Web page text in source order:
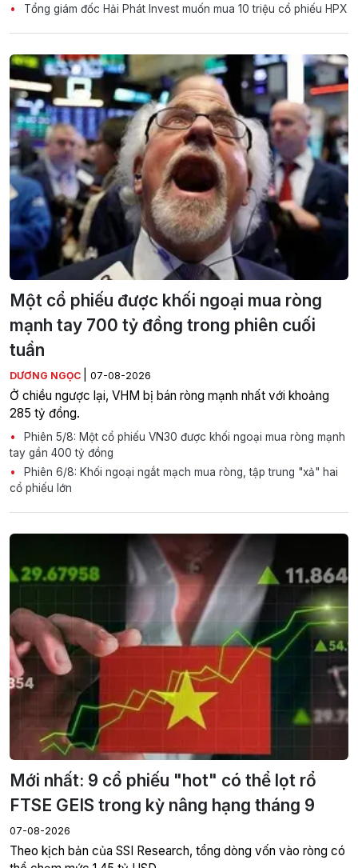
Tổng giám đốc Hải Phát Invest muốn mua 10 triệu cổ phiếu HPX
Một cổ phiếu được khối ngoại mua ròng
mạnh tay 700 tỷ đồng trong phiên cuối
tuần
DƯƠNG NGỌC 07-08-2026
Ở chiều ngược lại, VHM bị bán ròng mạnh nhất với khoảng
285 tỷ đồng.
Phiên 5/8: Một cổ phiếu VN30 được khối ngoại mua ròng mạnh
tay gần 400 tỷ đồng
Phiên 6/8: Khối ngoại ngắt mạch mua ròng, tập trung "xả" hai
cổ phiếu lớn
Mới nhất: 9 cổ phiếu "hot" có thể lọt rổ
FTSE GEIS trong kỳ nâng hạng tháng 9
07-08-2026
Theo kịch bản của SSI Research, tổng dòng vốn vào ròng có